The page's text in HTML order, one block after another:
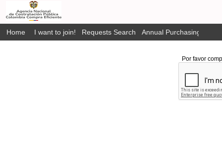
Home I want to join! Requests Search Annual Purchasing Plan
Por favor